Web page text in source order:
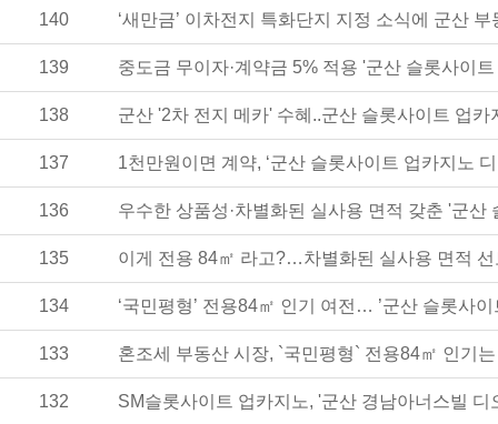
140 ‘새만금’ 이차전지 특화단지 지정 소식에 군산
139 중도금 무이자·계약금 5% 적용 '군산 슬롯사이
138 군산 '2차 전지 메카' 수혜..군산 슬롯사이트 업카
137 1천만원이면 계약, ‘군산 슬롯사이트 업카지노
136 우수한 상품성·차별화된 실사용 면적 갖춘 '군
135 이게 전용 84㎡ 라고?…차별화된 실사용 면적 선
134 ‘국민평형’ 전용84㎡ 인기 여전… ’군산 슬롯사
133 혼조세 부동산 시장, `국민평형` 전용84㎡ 인기
132 SM슬롯사이트 업카지노, '군산 경남아너스빌